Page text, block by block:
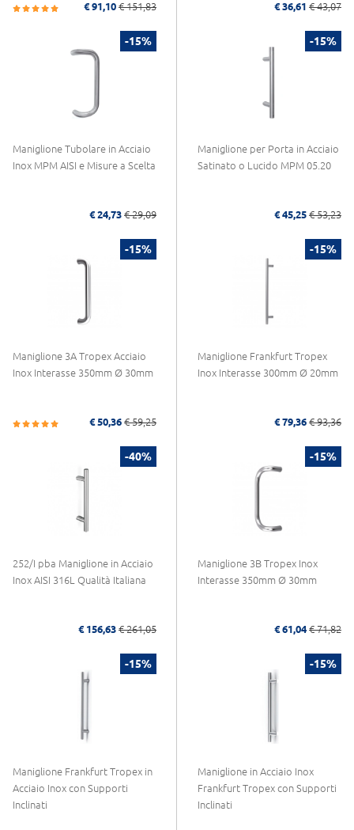
€ 91,10 € 151,83 € 36,61 € 43,07
-15%
Maniglione Tubolare in Acciaio
Inox MPM AISI e Misure a Scelta
€ 24,73 € 29,09
-15%
Maniglione per Porta in Acciaio
Satinato o Lucido MPM 05.20
€ 45,25 € 53,23
-15%
Maniglione 3A Tropex Acciaio
Inox Interasse 350mm Ø 30mm
€ 50,36 € 59,25
-15%
Maniglione Frankfurt Tropex
Inox Interasse 300mm Ø 20mm
€ 79,36 € 93,36
-40%
252/I pba Maniglione in Acciaio
Inox AISI 316L Qualità Italiana
€ 156,63 € 261,05
-15%
Maniglione 3B Tropex Inox
Interasse 350mm Ø 30mm
€ 61,04 € 71,82
-15%
Maniglione Frankfurt Tropex in
Acciaio Inox con Supporti
Inclinati
-15%
Maniglione in Acciaio Inox
Frankfurt Tropex con Supporti
Inclinati